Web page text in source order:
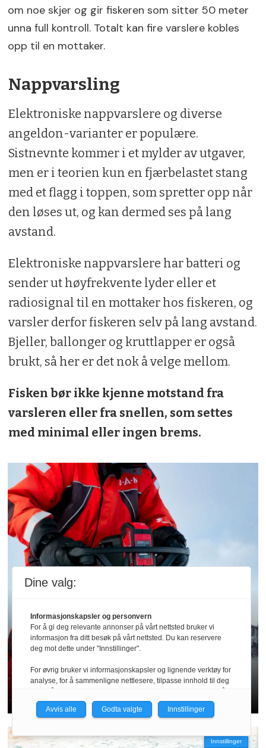
om noe skjer og gir fiskeren som sitter 50 meter
unna full kontroll. Totalt kan fire varslere kobles
opp til en mottaker.
Nappvarsling
Elektroniske nappvarslere og diverse
angeldon-varianter er populære.
Sistnevnte kommer i et mylder av utgaver,
men er i teorien kun en fjærbelastet stang
med et flagg i toppen, som spretter opp når
den løses ut, og kan dermed ses på lang
avstand.
Elektroniske nappvarslere har batteri og
sender ut høyfrekvente lyder eller et
radiosignal til en mottaker hos fiskeren, og
varsler derfor fiskeren selv på lang avstand.
Bjeller, ballonger og kruttlapper er også
brukt, så her er det nok å velge mellom.
Fisken bør ikke kjenne motstand fra
varsleren eller fra snellen, som settes
med minimal eller ingen brems.
Guide | Isbor
Slik velger du riktig isbor
Innstillinger
Dine valg:
Informasjonskapsler og personvern
For å gi deg relevante annonser på vårt nettsted bruker vi
informasjon fra ditt besøk på vårt nettsted. Du kan reservere
deg mot dette under "Innstillinger".
For øvrig bruker vi informasjonskapsler og lignende verktøy for
analyse, for å sammenligne nettlesere, tilpasse innhold til deg
personvernerklæring.
du få relevante annonser på nettstedene til medlemmene i
nettverket basert på informasjon fra dine besøk på tvers av
Avvis alle Godta valgte Innstillinger